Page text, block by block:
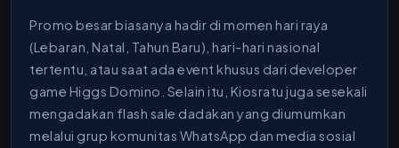
Promo besar biasanya hadir di momen hari raya
(Lebaran, Natal, Tahun Baru), hari-hari nasional
tertentu, atau saat ada event khusus dari developer
game Higgs Domino. Selain itu, Kiosratu juga sesekali
mengadakan flash sale dadakan yang diumumkan
melalui grup komunitas WhatsApp dan media sosial